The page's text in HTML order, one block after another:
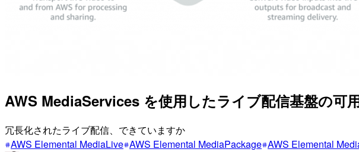
AWS MediaServices を使用したライブ配信基盤の可
冗長化されたライブ配信、できていますか
AWS Elemental MediaLive AWS Elemental MediaPackage AWS Elemental